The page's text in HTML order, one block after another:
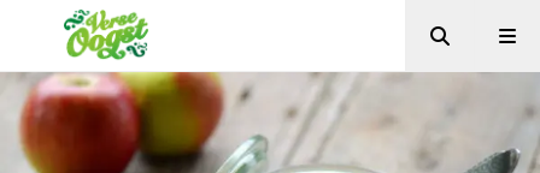
Verse Oogst
Zoeken